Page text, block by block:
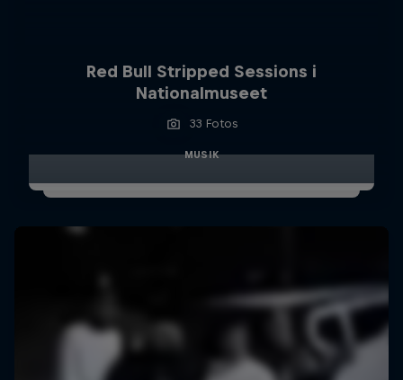
Red Bull Stripped Sessions i
Nationalmuseet
33 Fotos
MUSIK